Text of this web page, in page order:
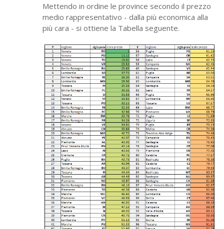
Mettendo in ordine le province secondo il prezzo
medio rappresentativo - dalla più economica alla
più cara - si ottiene la Tabella seguente.